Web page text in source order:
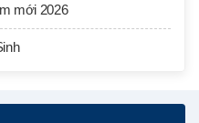
mới 2026